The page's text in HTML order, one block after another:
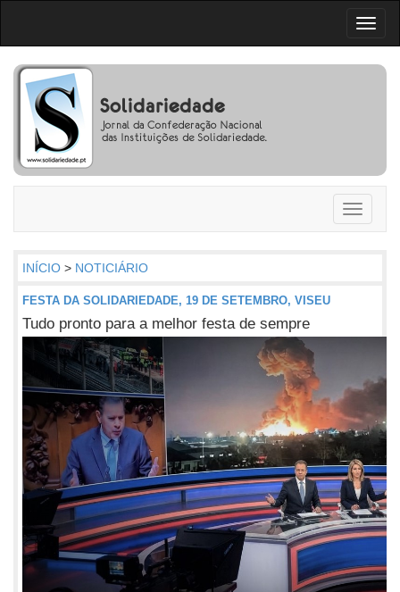
Toggle
INÍCIO > NOTICIÁRIO
FESTA DA SOLIDARIEDADE, 19 DE SETEMBRO, VISEU
Tudo pronto para a melhor festa de sempre